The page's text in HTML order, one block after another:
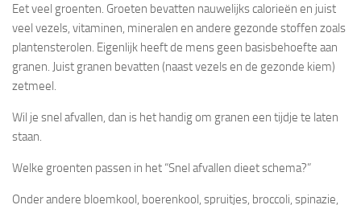
Eet veel groenten. Groeten bevatten nauwelijks calorieën en juist
veel vezels, vitaminen, mineralen en andere gezonde stoffen zoals
plantensterolen. Eigenlijk heeft de mens geen basisbehoefte aan
granen. Juist granen bevatten (naast vezels en de gezonde kiem)
zetmeel.
Wil je snel afvallen, dan is het handig om granen een tijdje te laten
staan.
Welke groenten passen in het “Snel afvallen dieet schema?”
Onder andere bloemkool, boerenkool, spruitjes, broccoli, spinazie,